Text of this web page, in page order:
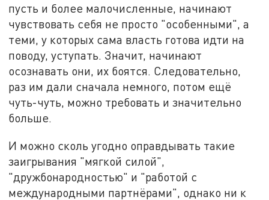
пусть и более малочисленные, начинают
чувствовать себя не просто "особенными", а
теми, у которых сама власть готова идти на
поводу, уступать. Значит, начинают
осознавать они, их боятся. Следовательно,
раз им дали сначала немного, потом ещё
чуть-чуть, можно требовать и значительно
больше.
И можно сколь угодно оправдывать такие
заигрывания "мягкой силой",
"дружбонародностью" и "работой с
международными партнёрами", однако ни к